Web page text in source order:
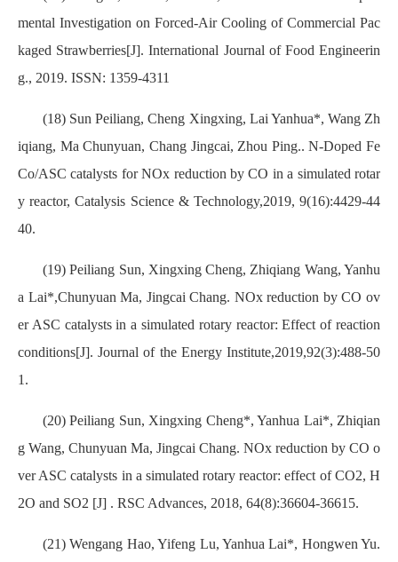
mental Investigation on Forced-Air Cooling of Commercial Pac
kaged Strawberries[J]. International Journal of Food Engineerin
g., 2019. ISSN: 1359-4311
(18) Sun Peiliang, Cheng Xingxing, Lai Yanhua*, Wang Zh
iqiang, Ma Chunyuan, Chang Jingcai, Zhou Ping.. N-Doped Fe
Co/ASC catalysts for NOx reduction by CO in a simulated rotar
y reactor, Catalysis Science & Technology,2019, 9(16):4429-44
40.
(19) Peiliang Sun, Xingxing Cheng, Zhiqiang Wang, Yanhu
a Lai*,Chunyuan Ma, Jingcai Chang. NOx reduction by CO ov
er ASC catalysts in a simulated rotary reactor: Effect of reaction
conditions[J]. Journal of the Energy Institute,2019,92(3):488-50
1.
(20) Peiliang Sun, Xingxing Cheng*, Yanhua Lai*, Zhiqian
g Wang, Chunyuan Ma, Jingcai Chang. NOx reduction by CO o
ver ASC catalysts in a simulated rotary reactor: effect of CO2, H
2O and SO2 [J] . RSC Advances, 2018, 64(8):36604-36615.
(21) Wengang Hao, Yifeng Lu, Yanhua Lai*, Hongwen Yu.